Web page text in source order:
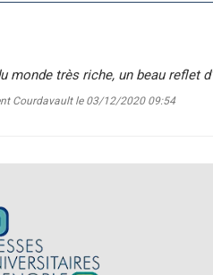
monde très riche, un beau reflet
Courdavault le 03/12/2020 09:54